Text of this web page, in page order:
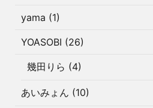
yama (1)
YOASOBI (26)
幾田りら (4)
あいみょん (10)